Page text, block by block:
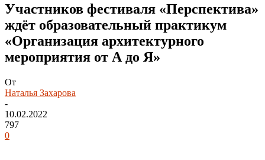
Участников фестиваля «Перспектива»
ждёт образовательный практикум
«Организация архитектурного
мероприятия от А до Я»
От
Наталья Захарова
-
10.02.2022
797
0